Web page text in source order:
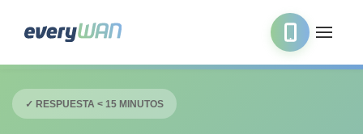
✓ RESPUESTA < 15 MINUTOS